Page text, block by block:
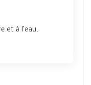
et à l'eau.